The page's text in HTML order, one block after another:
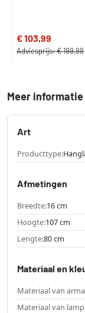
€ 103,99
Adviesprijs:€ 199,99
Meer informatie
Art
Producttype:
Afmetingen
Breedte:16 cm
Hoogte:107 cm
Lengte:80 cm
Materiaal en
Materiaal van
Materiaal van